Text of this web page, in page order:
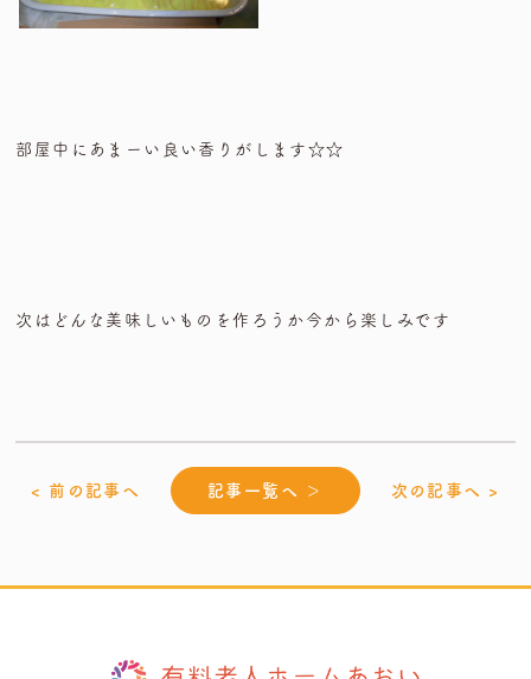
部屋中にあまーい良い香りがします☆☆
次はどんな美味しいものを作ろうか今から楽しみです
< 前の記事へ 記事一覧へ ＞ 次の記事へ >